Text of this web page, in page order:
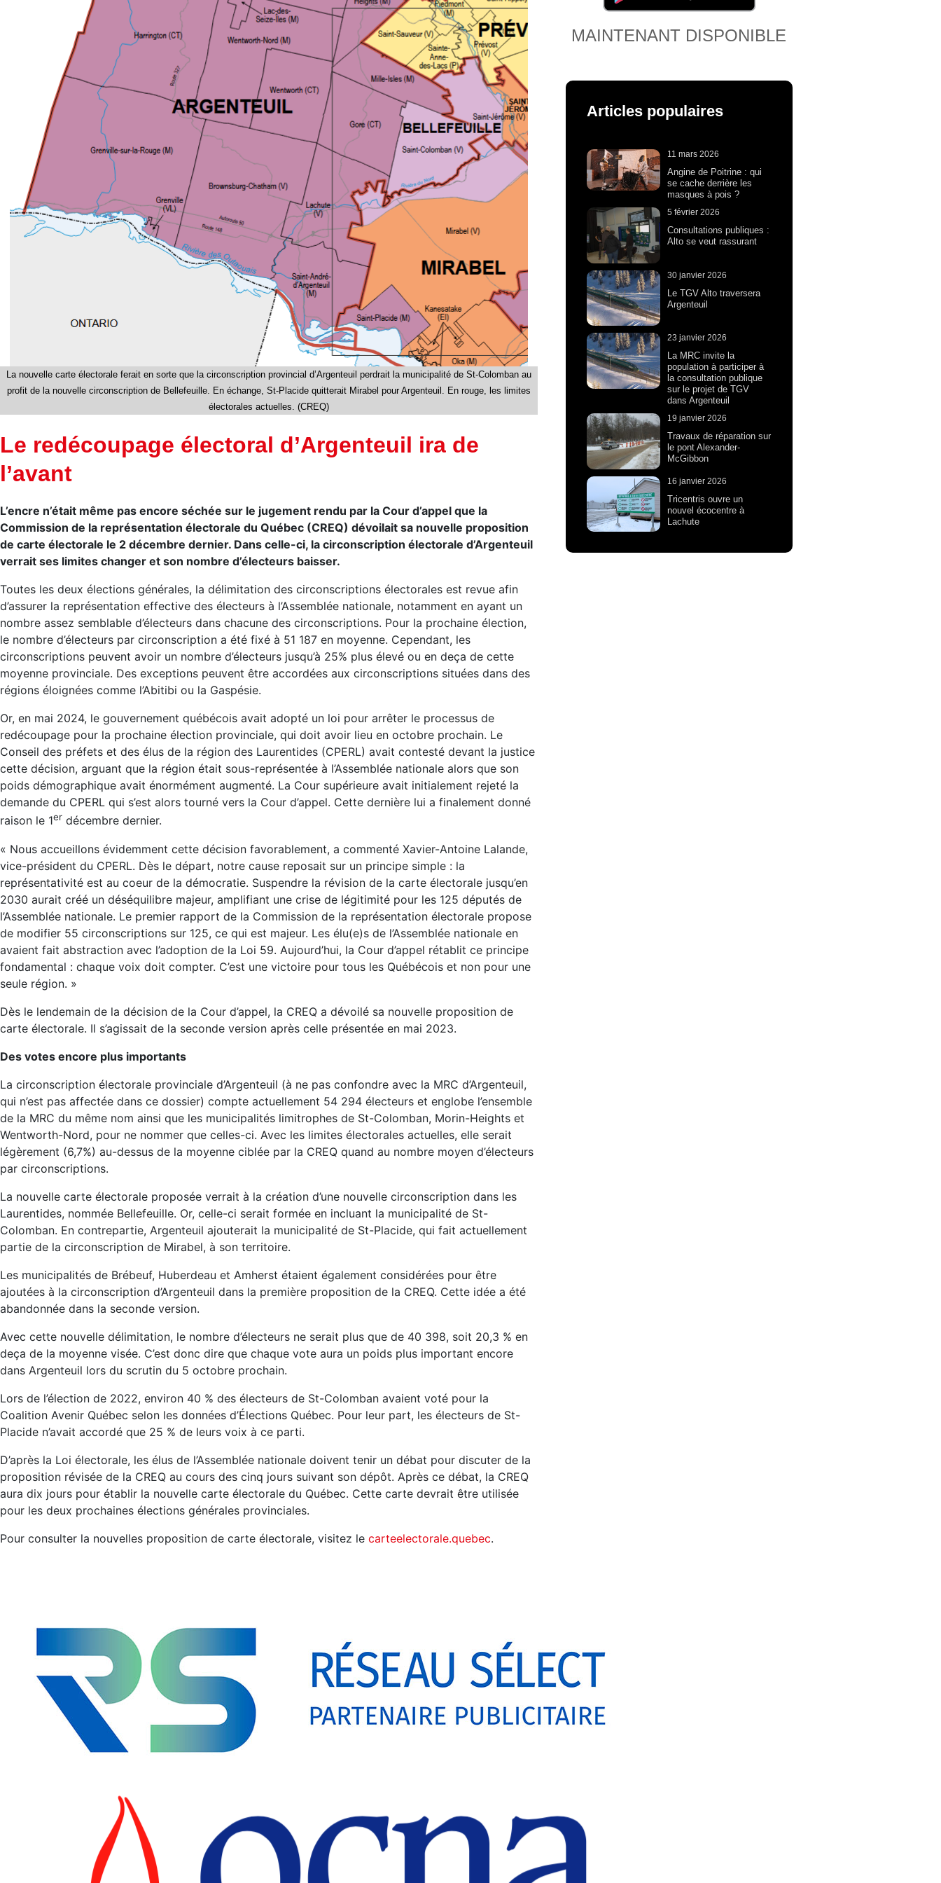
La nouvelle carte électorale ferait en sorte que la circonscription provincial d’Argenteuil perdrait la municipalité de St-Colomban au
profit de la nouvelle circonscription de Bellefeuille. En échange, St-Placide quitterait Mirabel pour Argenteuil. En rouge, les limites
électorales actuelles. (CREQ)
Le redécoupage électoral d’Argenteuil ira de
l’avant
L’encre n’était même pas encore séchée sur le jugement rendu par la Cour d’appel que la
Commission de la représentation électorale du Québec (CREQ) dévoilait sa nouvelle proposition
de carte électorale le 2 décembre dernier. Dans celle-ci, la circonscription électorale d’Argenteuil
verrait ses limites changer et son nombre d’électeurs baisser.
Toutes les deux élections générales, la délimitation des circonscriptions électorales est revue afin
d’assurer la représentation effective des électeurs à l’Assemblée nationale, notamment en ayant un
nombre assez semblable d’électeurs dans chacune des circonscriptions. Pour la prochaine élection,
le nombre d’électeurs par circonscription a été fixé à 51 187 en moyenne. Cependant, les
circonscriptions peuvent avoir un nombre d’électeurs jusqu’à 25% plus élevé ou en deça de cette
moyenne provinciale. Des exceptions peuvent être accordées aux circonscriptions situées dans des
régions éloignées comme l’Abitibi ou la Gaspésie.
Or, en mai 2024, le gouvernement québécois avait adopté un loi pour arrêter le processus de
redécoupage pour la prochaine élection provinciale, qui doit avoir lieu en octobre prochain. Le
Conseil des préfets et des élus de la région des Laurentides (CPERL) avait contesté devant la justice
cette décision, arguant que la région était sous-représentée à l’Assemblée nationale alors que son
poids démographique avait énormément augmenté. La Cour supérieure avait initialement rejeté la
demande du CPERL qui s’est alors tourné vers la Cour d’appel. Cette dernière lui a finalement donné
raison le 1er décembre dernier.
« Nous accueillons évidemment cette décision favorablement, a commenté Xavier-Antoine Lalande,
vice-président du CPERL. Dès le départ, notre cause reposait sur un principe simple : la
représentativité est au coeur de la démocratie. Suspendre la révision de la carte électorale jusqu’en
2030 aurait créé un déséquilibre majeur, amplifiant une crise de légitimité pour les 125 députés de
l’Assemblée nationale. Le premier rapport de la Commission de la représentation électorale propose
de modifier 55 circonscriptions sur 125, ce qui est majeur. Les élu(e)s de l’Assemblée nationale en
avaient fait abstraction avec l’adoption de la Loi 59. Aujourd’hui, la Cour d’appel rétablit ce principe
fondamental : chaque voix doit compter. C’est une victoire pour tous les Québécois et non pour une
seule région. »
Dès le lendemain de la décision de la Cour d’appel, la CREQ a dévoilé sa nouvelle proposition de
carte électorale. Il s’agissait de la seconde version après celle présentée en mai 2023.
Des votes encore plus importants
La circonscription électorale provinciale d’Argenteuil (à ne pas confondre avec la MRC d’Argenteuil,
qui n’est pas affectée dans ce dossier) compte actuellement 54 294 électeurs et englobe l’ensemble
de la MRC du même nom ainsi que les municipalités limitrophes de St-Colomban, Morin-Heights et
Wentworth-Nord, pour ne nommer que celles-ci. Avec les limites électorales actuelles, elle serait
légèrement (6,7%) au-dessus de la moyenne ciblée par la CREQ quand au nombre moyen d’électeurs
par circonscriptions.
La nouvelle carte électorale proposée verrait à la création d’une nouvelle circonscription dans les
Laurentides, nommée Bellefeuille. Or, celle-ci serait formée en incluant la municipalité de St-
Colomban. En contrepartie, Argenteuil ajouterait la municipalité de St-Placide, qui fait actuellement
partie de la circonscription de Mirabel, à son territoire.
Les municipalités de Brébeuf, Huberdeau et Amherst étaient également considérées pour être
ajoutées à la circonscription d’Argenteuil dans la première proposition de la CREQ. Cette idée a été
abandonnée dans la seconde version.
Avec cette nouvelle délimitation, le nombre d’électeurs ne serait plus que de 40 398, soit 20,3 % en
deça de la moyenne visée. C’est donc dire que chaque vote aura un poids plus important encore
dans Argenteuil lors du scrutin du 5 octobre prochain.
Lors de l’élection de 2022, environ 40 % des électeurs de St-Colomban avaient voté pour la
Coalition Avenir Québec selon les données d’Élections Québec. Pour leur part, les électeurs de St-
Placide n’avait accordé que 25 % de leurs voix à ce parti.
D’après la Loi électorale, les élus de l’Assemblée nationale doivent tenir un débat pour discuter de la
proposition révisée de la CREQ au cours des cinq jours suivant son dépôt. Après ce débat, la CREQ
aura dix jours pour établir la nouvelle carte électorale du Québec. Cette carte devrait être utilisée
pour les deux prochaines élections générales provinciales.
Pour consulter la nouvelles proposition de carte électorale, visitez le carteelectorale.quebec.
MAINTENANT DISPONIBLE
Articles populaires
11 mars 2026
Angine de Poitrine : qui
se cache derrière les
masques à pois ?
5 février 2026
Consultations publiques :
Alto se veut rassurant
30 janvier 2026
Le TGV Alto traversera
Argenteuil
23 janvier 2026
La MRC invite la
population à participer à
la consultation publique
sur le projet de TGV
dans Argenteuil
19 janvier 2026
Travaux de réparation sur
le pont Alexander-
McGibbon
16 janvier 2026
Tricentris ouvre un
nouvel écocentre à
Lachute